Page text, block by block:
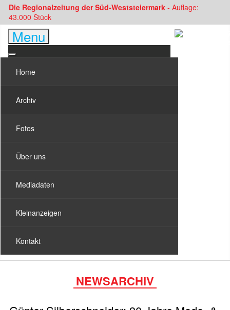
Die Regionalzeitung der Süd-Weststeiermark - Auflage:
43.000 Stück
Menu
Home
Archiv
Fotos
Über uns
Mediadaten
Kleinanzeigen
Kontakt
NEWSARCHIV